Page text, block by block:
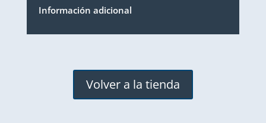
Información adicional
Volver a la tienda